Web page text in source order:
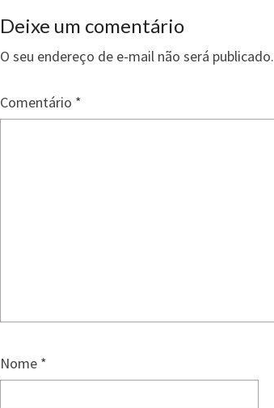
Deixe um comentário
O seu endereço de e-mail não será publicado.
Comentário *
Nome *